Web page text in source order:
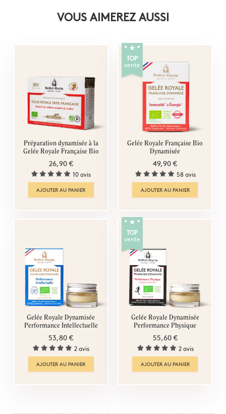
VOUS AIMEREZ AUSSI
Préparation dynamisée à la
Gelée Royale Française Bio
26,90 €
10 avis
AJOUTER AU PANIER
Gelée Royale Française Bio
Dynamisée
49,90 €
58 avis
TOP
vente
AJOUTER AU PANIER
Gelée Royale Dynamisée
Performance Intellectuelle
53,80 €
2 avis
AJOUTER AU PANIER
Gelée Royale Dynamisée
Performance Physique
55,60 €
2 avis
TOP
vente
AJOUTER AU PANIER